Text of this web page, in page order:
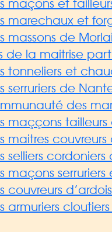
marechaux et
de
de la maitrise
tonneliers et
de
des
maççons
maitres